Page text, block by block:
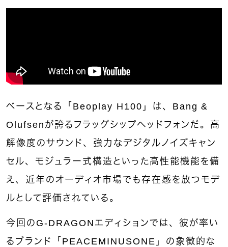
ベースとなる「Beoplay H100」は、Bang &
Olufsenが誇るフラッグシップヘッドフォンだ。高
解像度のサウンド、強力なデジタルノイズキャン
セル、モジュラー式構造といった高性能機能を備
え、近年のオーディオ市場でも存在感を放つモデ
ルとして評価されている。
今回のG-DRAGONエディションでは、彼が率い
るブランド「PEACEMINUSONE」の象徴的な